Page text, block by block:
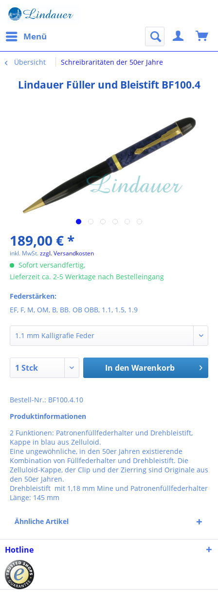
Menü
Übersicht Schreibraritäten der 50er Jahre
Lindauer Füller und Bleistift BF100.4
189,00 € *
inkl. MwSt.zzgl. Versandkosten
Sofort versandfertig,
Lieferzeit ca. 2-5 Werktage nach Bestelleingang
Federstärken:
EF, F, M, OM, B, BB. OB OBB, 1.1, 1.5, 1.9
In den Warenkorb
Bestell-Nr.: BF100.4.10
Produktinformationen
2 Funktionen: Patronenfüllfederhalter und Drehbleistift,
Kappe in blau aus Zelluloid.
Eine ungewöhnliche, in den 50er Jahren existierende
Kombination von Füllfederhalter und Drehbleistift. Die
Zelluloid-Kappe, der Clip und der Zierring sind Originale aus
den 50er Jahren.
Drehbleistift mit 1,18 mm Mine und Patronenfüllfederhalter
Länge: 145 mm
Ähnliche Artikel
Hotline